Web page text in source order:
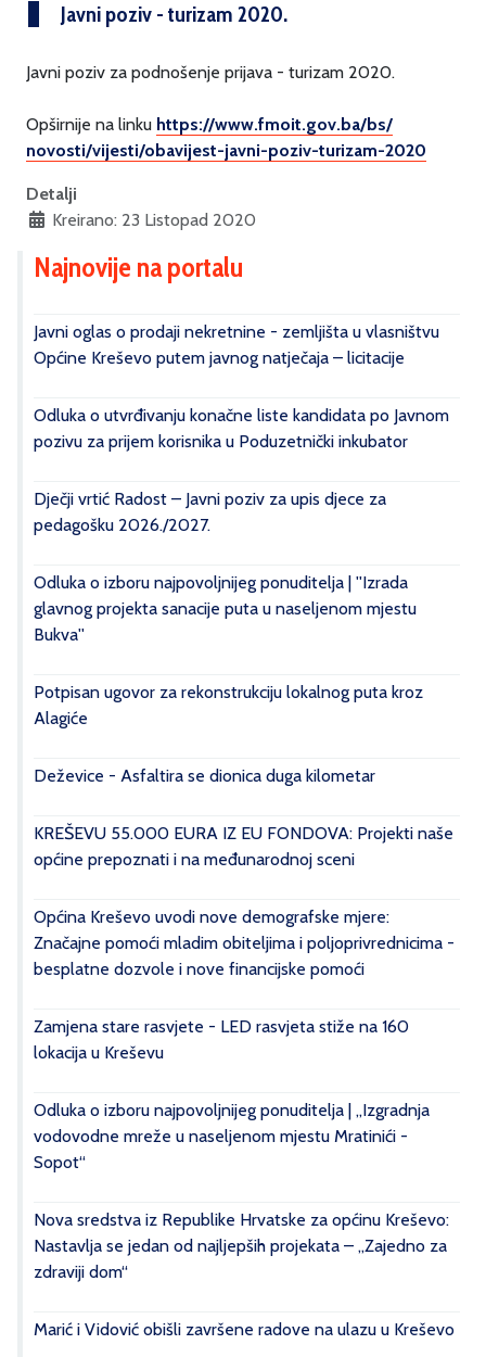
Javni poziv - turizam 2020.
Javni poziv za podnošenje prijava - turizam 2020.
Opširnije na linku https://www.fmoit.gov.ba/bs/
novosti/vijesti/obavijest-javni-poziv-turizam-2020
Detalji
Kreirano: 23 Listopad 2020
Najnovije na portalu
Javni oglas o prodaji nekretnine - zemljišta u vlasništvu
Općine Kreševo putem javnog natječaja – licitacije
Odluka o utvrđivanju konačne liste kandidata po Javnom
pozivu za prijem korisnika u Poduzetnički inkubator
Dječji vrtić Radost – Javni poziv za upis djece za
pedagošku 2026./2027.
Odluka o izboru najpovoljnijeg ponuditelja | ''Izrada
glavnog projekta sanacije puta u naseljenom mjestu
Bukva''
Potpisan ugovor za rekonstrukciju lokalnog puta kroz
Alagiće
Deževice - Asfaltira se dionica duga kilometar
KREŠEVU 55.000 EURA IZ EU FONDOVA: Projekti naše
općine prepoznati i na međunarodnoj sceni
Općina Kreševo uvodi nove demografske mjere:
Značajne pomoći mladim obiteljima i poljoprivrednicima -
besplatne dozvole i nove financijske pomoći
Zamjena stare rasvjete - LED rasvjeta stiže na 160
lokacija u Kreševu
Odluka o izboru najpovoljnijeg ponuditelja | „Izgradnja
vodovodne mreže u naseljenom mjestu Mratinići -
Sopot“
Nova sredstva iz Republike Hrvatske za općinu Kreševo:
Nastavlja se jedan od najljepših projekata – „Zajedno za
zdraviji dom“
Marić i Vidović obišli završene radove na ulazu u Kreševo